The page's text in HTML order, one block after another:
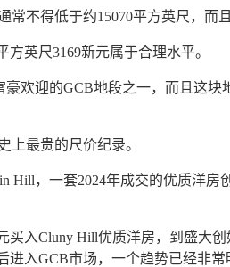
常不得低于约15070平方英尺，而
英尺3169新元属于合理水平。
豪欢迎的GCB地段之一，而且这
上最贵的尺价纪录。
Hill，一套2024年成交的优质洋房
买入Cluny Hill优质洋房，到盛大创
入GCB市场，一个趋势已经非常